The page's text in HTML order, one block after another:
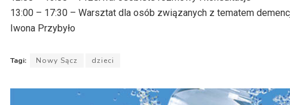
13:00 – 17:30 – Warsztat dla osób związanych z tematem
Iwona Przybyło
Tagi: Nowy Sącz dzieci